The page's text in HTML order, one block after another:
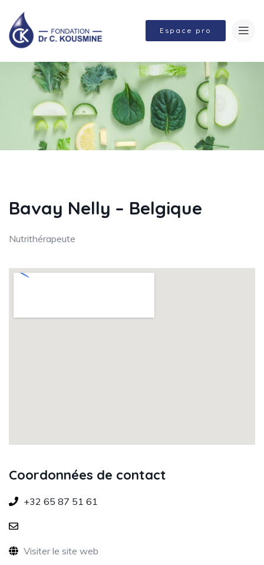
Espace pro
Bavay Nelly – Belgique
Nutrithérapeute
Coordonnées de contact
+32 65 87 51 61
Visiter le site web